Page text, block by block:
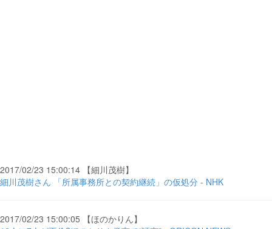
2017/02/23 15:00:14 【細川茂樹】
細川茂樹さん 「所属事務所との契約継続」の仮処分 - NHK
2017/02/23 15:00:05 【ほのかりん】